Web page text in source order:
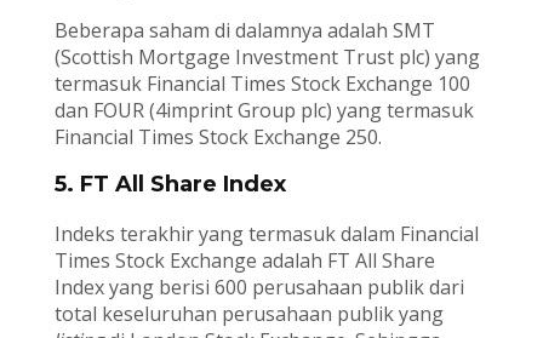
Beberapa saham di dalamnya adalah SMT
(Scottish Mortgage Investment Trust plc) yang
termasuk Financial Times Stock Exchange 100
dan FOUR (4imprint Group plc) yang termasuk
Financial Times Stock Exchange 250.
5. FT All Share Index
Indeks terakhir yang termasuk dalam Financial
Times Stock Exchange adalah FT All Share
Index yang berisi 600 perusahaan publik dari
total keseluruhan perusahaan publik yang